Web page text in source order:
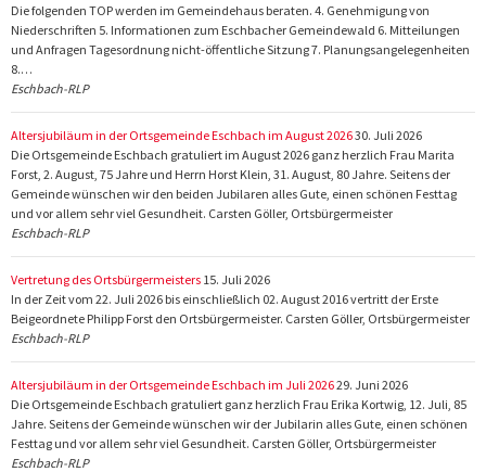
Die folgenden TOP werden im Gemeindehaus beraten. 4. Genehmigung von
Niederschriften 5. Informationen zum Eschbacher Gemeindewald 6. Mitteilungen
und Anfragen Tagesordnung nicht-öffentliche Sitzung 7. Planungsangelegenheiten
8.…
Eschbach-RLP
Altersjubiläum in der Ortsgemeinde Eschbach im August 202630. Juli 2026
Die Ortsgemeinde Eschbach gratuliert im August 2026 ganz herzlich Frau Marita
Forst, 2. August, 75 Jahre und Herrn Horst Klein, 31. August, 80 Jahre. Seitens der
Gemeinde wünschen wir den beiden Jubilaren alles Gute, einen schönen Festtag
und vor allem sehr viel Gesundheit. Carsten Göller, Ortsbürgermeister
Eschbach-RLP
Vertretung des Ortsbürgermeisters 15. Juli 2026
In der Zeit vom 22. Juli 2026 bis einschließlich 02. August 2016 vertritt der Erste
Beigeordnete Philipp Forst den Ortsbürgermeister. Carsten Göller, Ortsbürgermeister
Eschbach-RLP
Altersjubiläum in der Ortsgemeinde Eschbach im Juli 202629. Juni 2026
Die Ortsgemeinde Eschbach gratuliert ganz herzlich Frau Erika Kortwig, 12. Juli, 85
Jahre. Seitens der Gemeinde wünschen wir der Jubilarin alles Gute, einen schönen
Festtag und vor allem sehr viel Gesundheit. Carsten Göller, Ortsbürgermeister
Eschbach-RLP